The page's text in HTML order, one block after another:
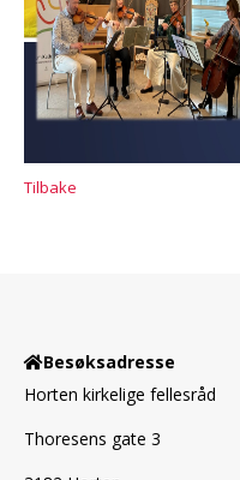
Tilbake
Besøksadresse
Horten kirkelige fellesråd
Thoresens gate 3